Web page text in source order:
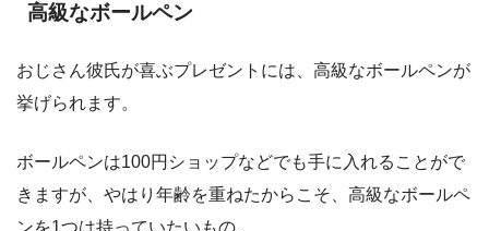
高級なボールペン
おじさん彼氏が喜ぶプレゼントには、高級なボールペンが
挙げられます。
ボールペンは100円ショップなどでも手に入れることがで
きますが、やはり年齢を重ねたからこそ、高級なボールペ
ンを1つは持っていたいもの。